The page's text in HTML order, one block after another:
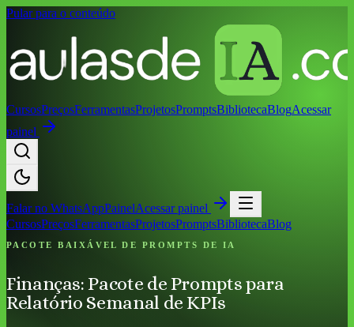
Pular para o conteúdo
CursosPreçosFerramentasProjetosPromptsBibliotecaBlogAcessar
painel
Falar no WhatsAppPainelAcessar painel
CursosPreçosFerramentasProjetosPromptsBibliotecaBlog
PACOTE BAIXÁVEL DE PROMPTS DE IA
Finanças: Pacote de Prompts para
Relatório Semanal de KPIs